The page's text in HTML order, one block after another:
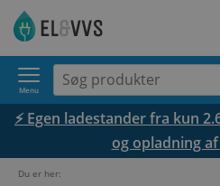
Menu
⚡ Egen ladestander fra kun
og opladning
Du er her: